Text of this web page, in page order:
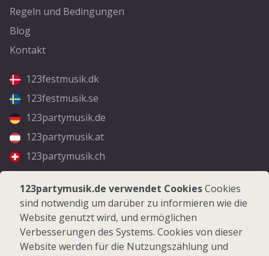
Regeln und Bedingungen
Blog
Kontakt
123festmusik.dk
123festmusik.se
123partymusik.de
123partymusik.at
123partymusik.ch
Folgen Sie uns
Facebook
Instagram
123partymusik.de verwendet CookiesCookies
sind notwendig um darüber zu informieren wie die
Website genutzt wird, und ermöglichen
Verbesserungen des Systems. Cookies von dieser
Website werden für die Nutzungszählung und